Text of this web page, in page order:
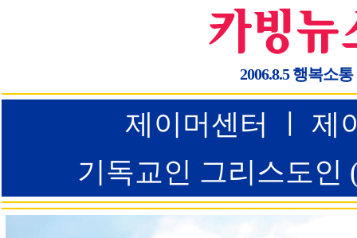
2006.8.5 행복소통
제이머센터 ㅣ 제
기독교인 그리스도인